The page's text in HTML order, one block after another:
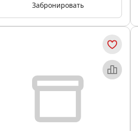
Забронировать